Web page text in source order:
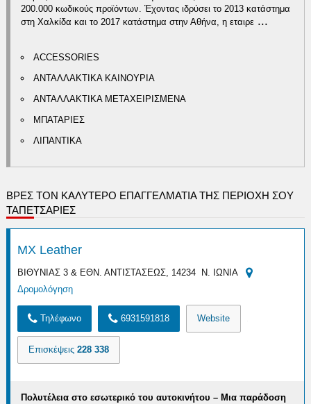
200.000 κωδικούς προϊόντων. Έχοντας ιδρύσει το 2013 κατάστημα
στη Χαλκίδα και το 2017 κατάστημα στην Αθήνα, η εταιρε ...
ACCESSORIES
ΑΝΤΑΛΛΑΚΤΙΚΑ ΚΑΙΝΟΥΡΙΑ
ΑΝΤΑΛΛΑΚΤΙΚΑ ΜΕΤΑΧΕΙΡΙΣΜΕΝΑ
ΜΠΑΤΑΡΙΕΣ
ΛΙΠΑΝΤΙΚΑ
ΒΡΕΣ ΤΟΝ ΚΑΛΎΤΕΡΟ ΕΠΑΓΓΕΛΜΑΤΊΑ ΤΗΣ ΠΕΡΙΟΧΉ ΣΟΥ
ΤΑΠΕΤΣΑΡΙΕΣ
MX Leather
ΒΙΘΥΝΙΑΣ 3 & ΕΘΝ. ΑΝΤΙΣΤΑΣΕΩΣ, 14234 Ν. ΙΩΝΙΑ
Δρομολόγηση
Τηλέφωνο 6931591818 Website
Επισκέψεις228 338
Πολυτέλεια στο εσωτερικό του αυτοκινήτου – Μια παράδοση